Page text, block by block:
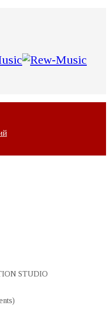
STUDIO